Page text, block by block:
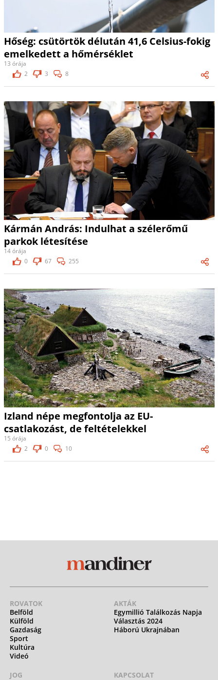
Hőség: csütörtök délután 41,6 Celsius-fokig
emelkedett a hőmérséklet
13 órája
2
3 8
Kármán András: Indulhat a szélerőmű
parkok létesítése
14 órája
0
67 255
Izland népe megfontolja az EU-
csatlakozást, de feltételekkel
15 órája
2
0 10
ROVATOK
Belföld
Külföld
Gazdaság
Sport
Kultúra
Videó
AKTÁK
Egymillió Találkozás Napja
Választás 2024
Háború Ukrajnában
JOG
KAPCSOLAT